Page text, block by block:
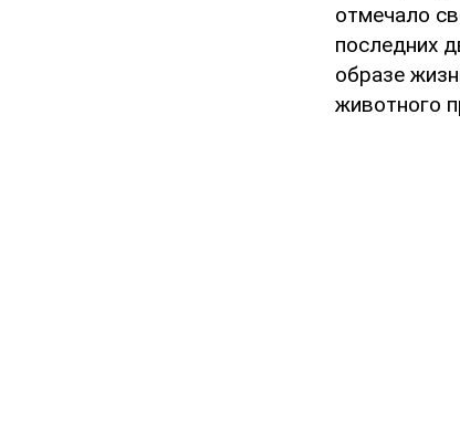
отмечало
последних
образе
животного